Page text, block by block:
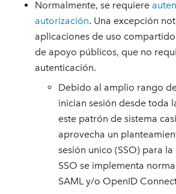
Normalmente, se requiere
autorización. Una excepción
aplicaciones de uso
de apoyo públicos, que no
autenticación.
Debido al amplio rango
inician sesión desde toda
este patrón de sistema
aprovecha un
sesión unico (SSO) para
SSO se implementa
SAML y/o OpenID